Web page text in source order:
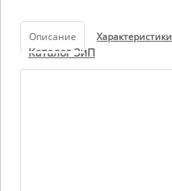
Описание Характеристики
Каталог ЗиП